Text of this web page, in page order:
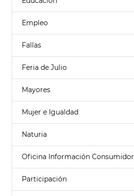
Empleo
Fallas
Feria de Julio
Mayores
Mujer e Igualdad
Naturia
Oficina Información Consumidor
Participación